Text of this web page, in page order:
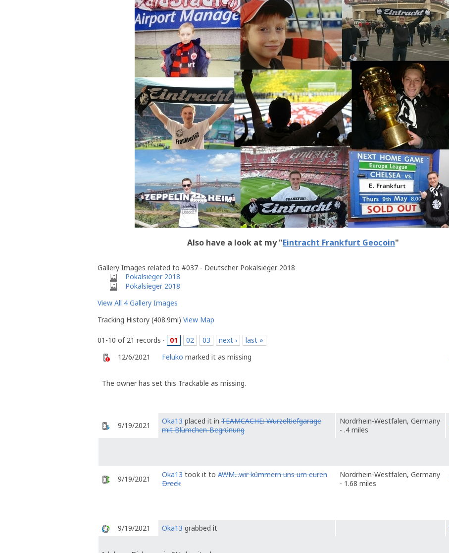
Also have a look at my "Eintracht Frankfurt Geocoin"
Gallery Images related to #037 - Deutscher Pokalsieger 2018
Pokalsieger 2018
Pokalsieger 2018
View All 4 Gallery Images
Tracking History (408.9mi) View Map
01-10 of 21 records · 01 02 03 next ›
last »
12/6/2021
Feluko marked it as missing
The owner has set this Trackable as missing.
9/19/2021 Oka13 placed it in TEAMCACHE: Wurzeltiefgarage
mit Blümchen-Begrünung
Nordrhein-Westfalen, Germany
- .4 miles
9/19/2021 Oka13 took it to AWM...wir kümmern uns um euren
Dreck
Nordrhein-Westfalen, Germany
- 1.68 miles
9/19/2021 Oka13 grabbed it